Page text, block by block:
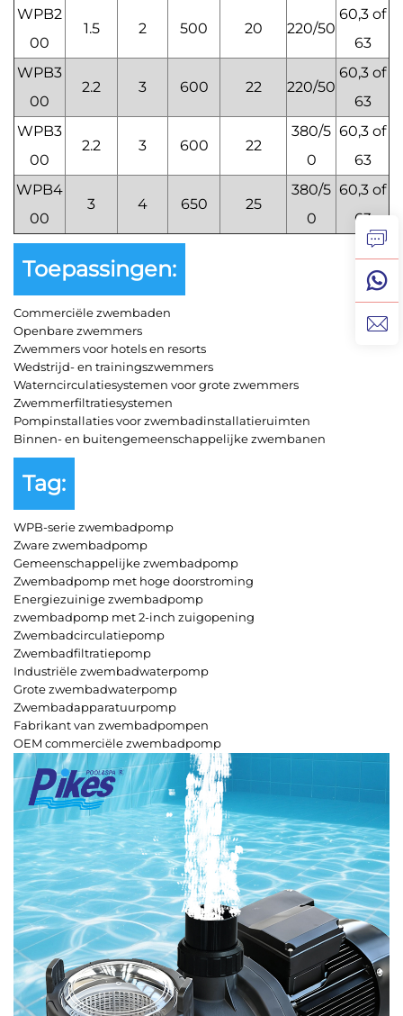
WPB2
00
1.5 2 500 20 220/50
60,3 of
63
WPB3
00
2.2 3 600 22 220/50
60,3 of
63
WPB3
00
2.2 3 600 22
380/5
0
60,3 of
63
WPB4
00
3 4 650 25
380/5
0
60,3 of
63
Toepassingen:
Commerciële zwembaden
Openbare zwemmers
Zwemmers voor hotels en resorts
Wedstrijd- en trainingszwemmers
Waterncirculatiesystemen voor grote zwemmers
Zwemmerfiltratiesystemen
Pompinstallaties voor zwembadinstallatieruimten
Binnen- en buitengemeenschappelijke zwembanen
Tag:
WPB-serie zwembadpomp
Zware zwembadpomp
Gemeenschappelijke zwembadpomp
Zwembadpomp met hoge doorstroming
Energiezuinige zwembadpomp
zwembadpomp met 2-inch zuigopening
Zwembadcirculatiepomp
Zwembadfiltratiepomp
Industriële zwembadwaterpomp
Grote zwembadwaterpomp
Zwembadapparatuurpomp
Fabrikant van zwembadpompen
OEM commerciële zwembadpomp